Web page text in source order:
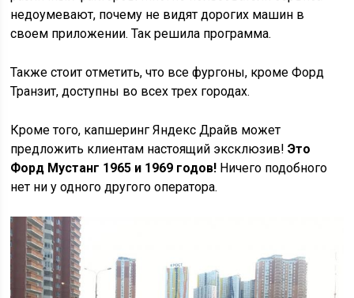
недоумевают, почему не видят дорогих машин в
своем приложении. Так решила программа.
Также стоит отметить, что все фургоны, кроме Форд
Транзит, доступны во всех трех городах.
Кроме того, капшеринг Яндекс Драйв может
предложить клиентам настоящий эксклюзив!Это
Форд Мустанг 1965 и 1969 годов! Ничего подобного
нет ни у одного другого оператора.